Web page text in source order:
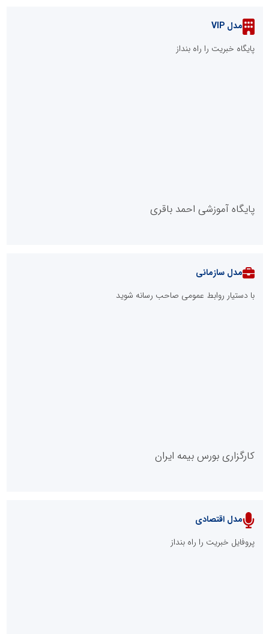
مدل VIP
پایگاه خبریت را راه بنداز
پایگاه آموزشی احمد باقری
پایگاه خبری نهضت ملی مسکن
مدل سازمانی
با دستیار روابط عمومی صاحب رسانه شوید
کارگزاری بورس بیمه ایران
مدل اقتصادی
پروفایل خبریت را راه بنداز